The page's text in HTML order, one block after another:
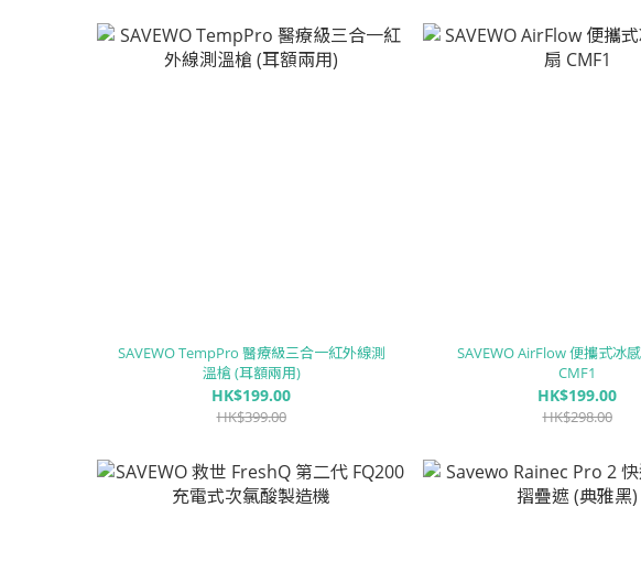
SAVEWO TempPro 醫療級三合一紅外線測
溫槍 (耳額兩用)
HK$199.00
HK$399.00
SAVEWO AirFlow 便攜式冰
CMF1
HK$199.00
HK$298.00